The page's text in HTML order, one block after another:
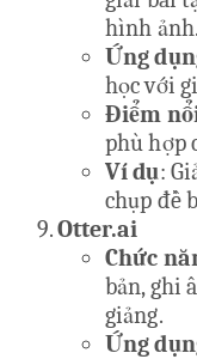
hình ảnh.
Ứng
học với
Điểm
phù hợp
Ví dụ:
chụp đề
Otter.ai
Chức
bản, ghi
giảng.
Ứng